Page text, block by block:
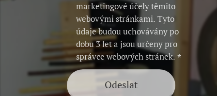
marketingové účely těmito
webovými stránkami. Tyto
údaje budou uchovávány po
dobu 3 let a jsou určeny pro
správce webových stránek.
Odeslat